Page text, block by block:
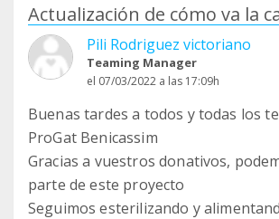
Actualización de cómo va la
Pili Rodriguez victoriano
Teaming Manager
el 07/03/2022 a las 17:09h
Buenas tardes a todos y todas los
ProGat Benicassim
Gracias a vuestros donativos,
parte de este proyecto
Seguimos esterilizando y